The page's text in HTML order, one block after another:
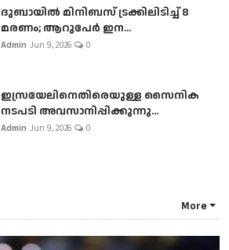
ദുബായിൽ മിനിബസ്​ ട്രക്കിലിടിച്ച് 8
മരണം; ആറുപേർ ഇന...
Admin Jun 9, 2026 0
ഇസ്രയേലിനെതിരെയുള്ള സൈനിക
നടപടി അവസാനിപ്പിക്കുന്നു...
Admin Jun 9, 2026 0
More